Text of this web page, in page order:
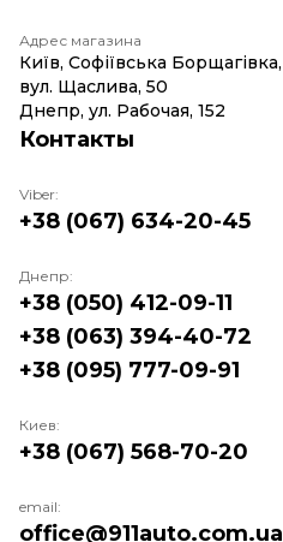
Адрес магазина
Київ, Софіївська Борщагівка,
вул. Щаслива, 50
Днепр, ул. Рабочая, 152
Контакты
Viber:
+38 (067) 634-20-45
Днепр:
+38 (050) 412-09-11
+38 (063) 394-40-72
+38 (095) 777-09-91
Киев:
+38 (067) 568-70-20
email:
office@911auto.com.ua